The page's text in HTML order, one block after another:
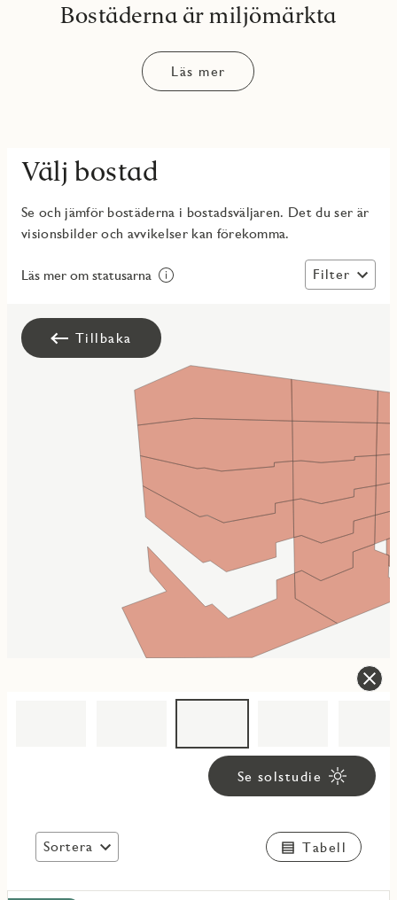
Bostäderna är miljömärkta
Läs mer
Välj bostad
Se och jämför bostäderna i bostadsväljaren. Det du ser är
visionsbilder och avvikelser kan förekomma.
Läs mer om statusarna Filter
Tillbaka
Se solstudie
Sortera Tabell